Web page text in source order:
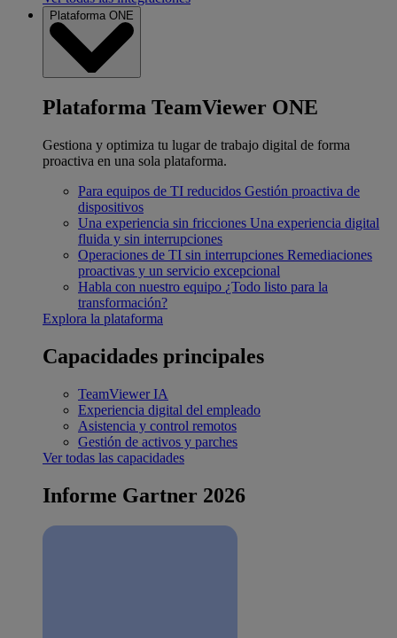
Plataforma ONE
Plataforma TeamViewer ONE
Gestiona y optimiza tu lugar de trabajo digital de forma
proactiva en una sola plataforma.
Para equipos de TI reducidos Gestión proactiva de
dispositivos
Una experiencia sin fricciones Una experiencia digital
fluida y sin interrupciones
Operaciones de TI sin interrupciones Remediaciones
proactivas y un servicio excepcional
Habla con nuestro equipo ¿Todo listo para la
transformación?
Explora la plataforma
Capacidades principales
TeamViewer IA
Experiencia digital del empleado
Asistencia y control remotos
Gestión de activos y parches
Ver todas las capacidades
Informe Gartner 2026